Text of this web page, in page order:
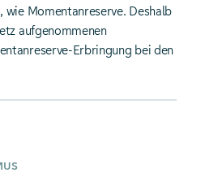
, wie Momentanreserve. Deshalb
aufgenommenen
Erbringung bei den